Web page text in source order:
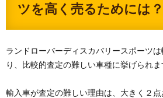
ツを高く売るためには？
ランドローバーディスカバリースポーツ
り、比較的査定の難しい車種に挙げられま
輸入車が査定の難しい理由は、大きく２点